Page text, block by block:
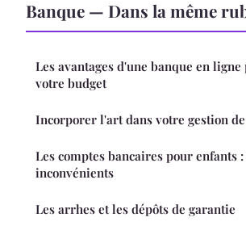
Banque — Dans la même
Les avantages d'une banque en
votre budget
Incorporer l'art dans votre gestion
Les comptes bancaires pour enfants
inconvénients
Les arrhes et les dépôts de garantie